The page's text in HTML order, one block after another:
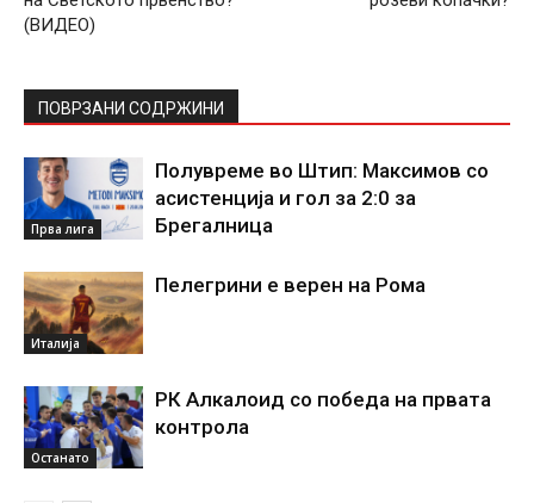
(ВИДЕО)
ПОВРЗАНИ СОДРЖИНИ
Прва лига
Полувреме во Штип: Максимов со
асистенција и гол за 2:0 за
Брегалница
Италија
Пелегрини е верен на Рома
Останато
РК Алкалоид со победа на првата
контрола